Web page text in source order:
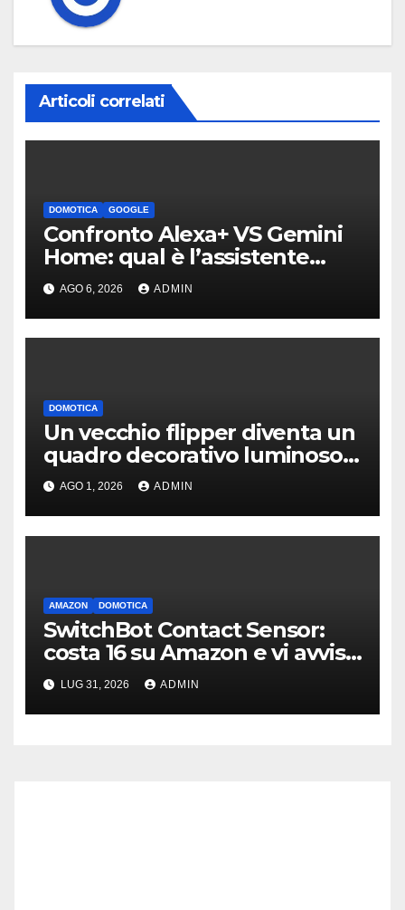
Articoli correlati
DOMOTICA GOOGLE
Confronto Alexa+ VS Gemini
Home: qual è l’assistente
migliore | Video
AGO 6, 2026 ADMIN
DOMOTICA
Un vecchio flipper diventa un
quadro decorativo luminoso e
smart
AGO 1, 2026 ADMIN
AMAZON DOMOTICA
SwitchBot Contact Sensor:
costa 16 su Amazon e vi avvisa
se qualcuno apre porte o
finestre
LUG 31, 2026 ADMIN